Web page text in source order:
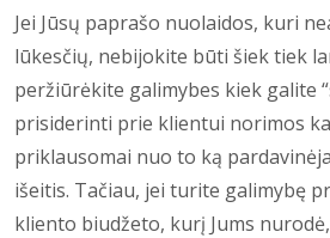
Jei Jūsų paprašo nuolaidos, kuri
lūkesčių, nebijokite būti šiek tiek
peržiūrėkite galimybes kiek galite
prisiderinti prie klientui norimos
priklausomai nuo to ką
išeitis. Tačiau, jei turite galimybę
kliento biudžeto, kurį Jums